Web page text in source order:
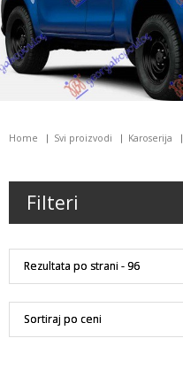
Home Svi proizvodi Karoserija
Filteri